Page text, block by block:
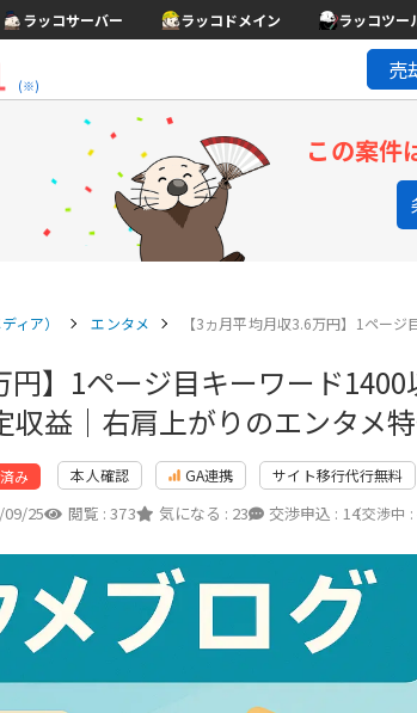
ラッコサーバー ラッコドメイン ラッコツー
(※)
売
この案件
ィア） エンタメ 【3ヵ月平均月収3.6万円】1ペー
円】1ページ目キーワード
収益｜右肩上がりのエンタメ
み 本人確認 GA連携 サイト移行代行無料
09/25 閲覧 :373 気になる : 23 交渉申込 : 14
（交渉中 :